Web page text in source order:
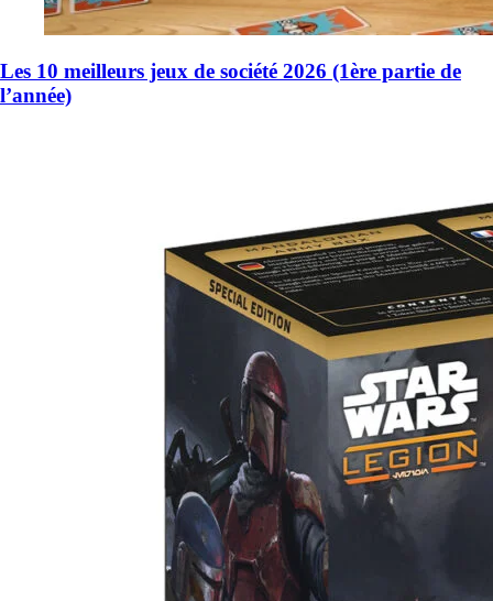
Les 10 meilleurs jeux de société 2026 (1ère partie de
l’année)